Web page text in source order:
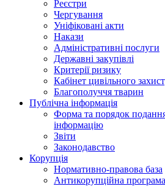
Реєстри
Чергування
Уніфіковані акти
Накази
Адміністративні послуги
Державні закупівлі
Критерії ризику
Кабінет цивільного
Благополуччя тварин
Публічна інформація
Форма та порядок
інформацію
Звіти
Законодавство
Корупція
Нормативно-правова база
Антикорупційна програма